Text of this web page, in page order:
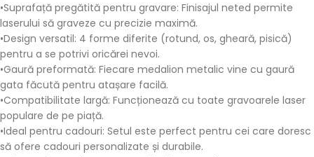
•Suprafață pregătită pentru gravare: Finisajul neted permite
laserului să graveze cu precizie maximă.
•Design versatil: 4 forme diferite (rotund, os, gheară, pisică)
pentru a se potrivi oricărei nevoi.
•Gaură preformată: Fiecare medalion metalic vine cu gaură
gata făcută pentru atașare facilă.
•Compatibilitate largă: Funcționează cu toate gravoarele laser
populare de pe piață.
•Ideal pentru cadouri: Setul este perfect pentru cei care doresc
să ofere cadouri personalizate și durabile.